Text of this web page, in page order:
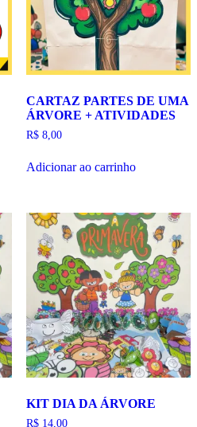
CARTAZ PARTES DE UMA
ÁRVORE + ATIVIDADES
R$8,00
Adicionar ao carrinho
KIT DIA DA ÁRVORE
R$14,00